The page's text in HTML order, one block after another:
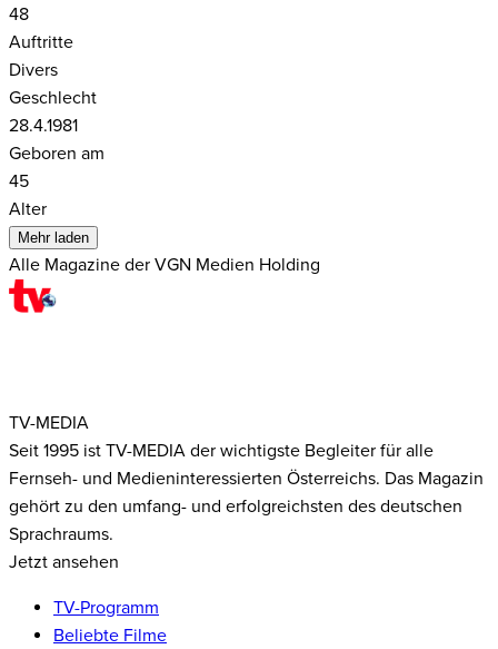
48
Auftritte
Divers
Geschlecht
28.4.1981
Geboren am
45
Alter
Mehr laden
Alle Magazine der VGN Medien Holding
TV-MEDIA
Seit 1995 ist TV-MEDIA der wichtigste Begleiter für alle
Fernseh- und Medieninteressierten Österreichs. Das Magazin
gehört zu den umfang- und erfolgreichsten des deutschen
Sprachraums.
Jetzt ansehen
TV-Programm
Beliebte Filme